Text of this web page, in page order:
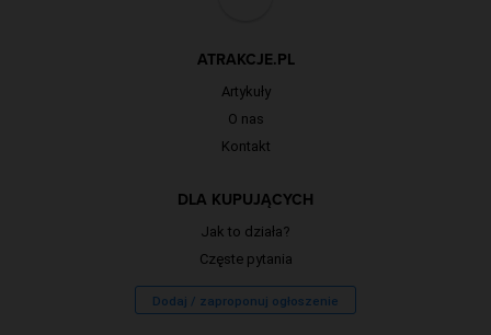
ATRAKCJE.PL
Artykuły
O nas
Kontakt
DLA KUPUJĄCYCH
Jak to działa?
Częste pytania
Dodaj / zaproponuj ogłoszenie